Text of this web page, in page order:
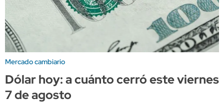
Mercado cambiario
Dólar hoy: a cuánto cerró este viernes
7 de agosto